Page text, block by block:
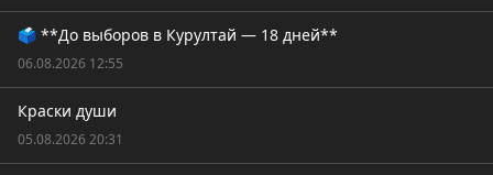
🗳️ **До выборов в Курултай — 18 дней**
06.08.2026 12:55
Краски души
05.08.2026 20:31